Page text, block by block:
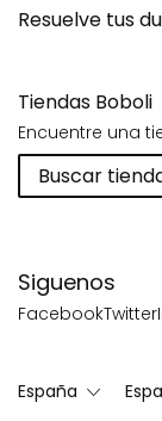
Siguenos
FacebookTwitter
Resuelve tus
Tiendas Boboli
Encuentre una
Buscar
España